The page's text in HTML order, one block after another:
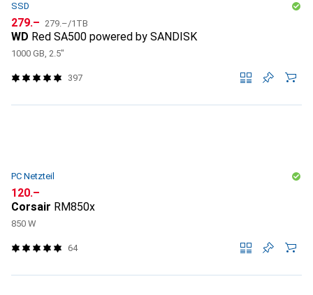
SSD
CHF
279.– CHF
279.–/1TB
WD Red SA500 powered by SANDISK
1000 GB, 2.5"
397
PC Netzteil
CHF
120.–
Corsair RM850x
850 W
64